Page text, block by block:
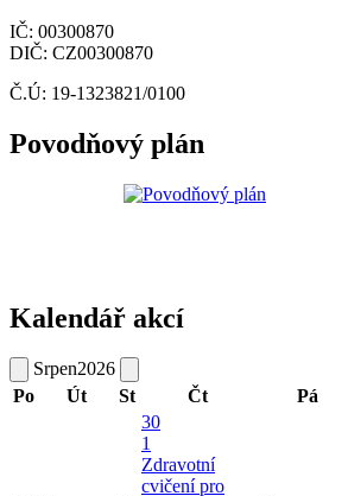
IČ: 00300870
DIČ: CZ00300870
Č.Ú: 19-1323821/0100
Povodňový plán
Kalendář akcí
Srpen2026
Po
Út St Čt Pá
30
1
Zdravotní
cvičení pro